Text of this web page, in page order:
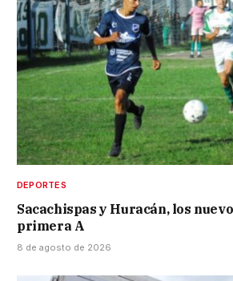
DEPORTES
Sacachispas y Huracán, los
primera A
8 de agosto de 2026